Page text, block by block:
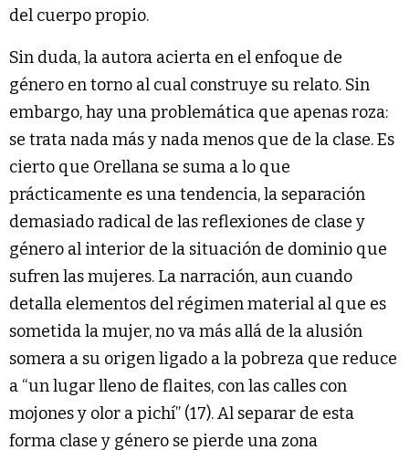
del cuerpo propio.
Sin duda, la autora acierta en el enfoque de
género en torno al cual construye su relato. Sin
embargo, hay una problemática que apenas roza:
se trata nada más y nada menos que de la clase. Es
cierto que Orellana se suma a lo que
prácticamente es una tendencia, la separación
demasiado radical de las reflexiones de clase y
género al interior de la situación de dominio que
sufren las mujeres. La narración, aun cuando
detalla elementos del régimen material al que es
sometida la mujer, no va más allá de la alusión
somera a su origen ligado a la pobreza que reduce
a “un lugar lleno de flaites, con las calles con
mojones y olor a pichí” (17). Al separar de esta
forma clase y género se pierde una zona